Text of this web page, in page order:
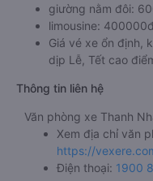
giường nằm đôi:
limousine:
Giá vé xe ổn định,
dịp Lễ, Tết cao
Thông tin liên hệ
Văn phòng xe Thanh
Xem địa chỉ văn
https://
Điện thoại: 1900